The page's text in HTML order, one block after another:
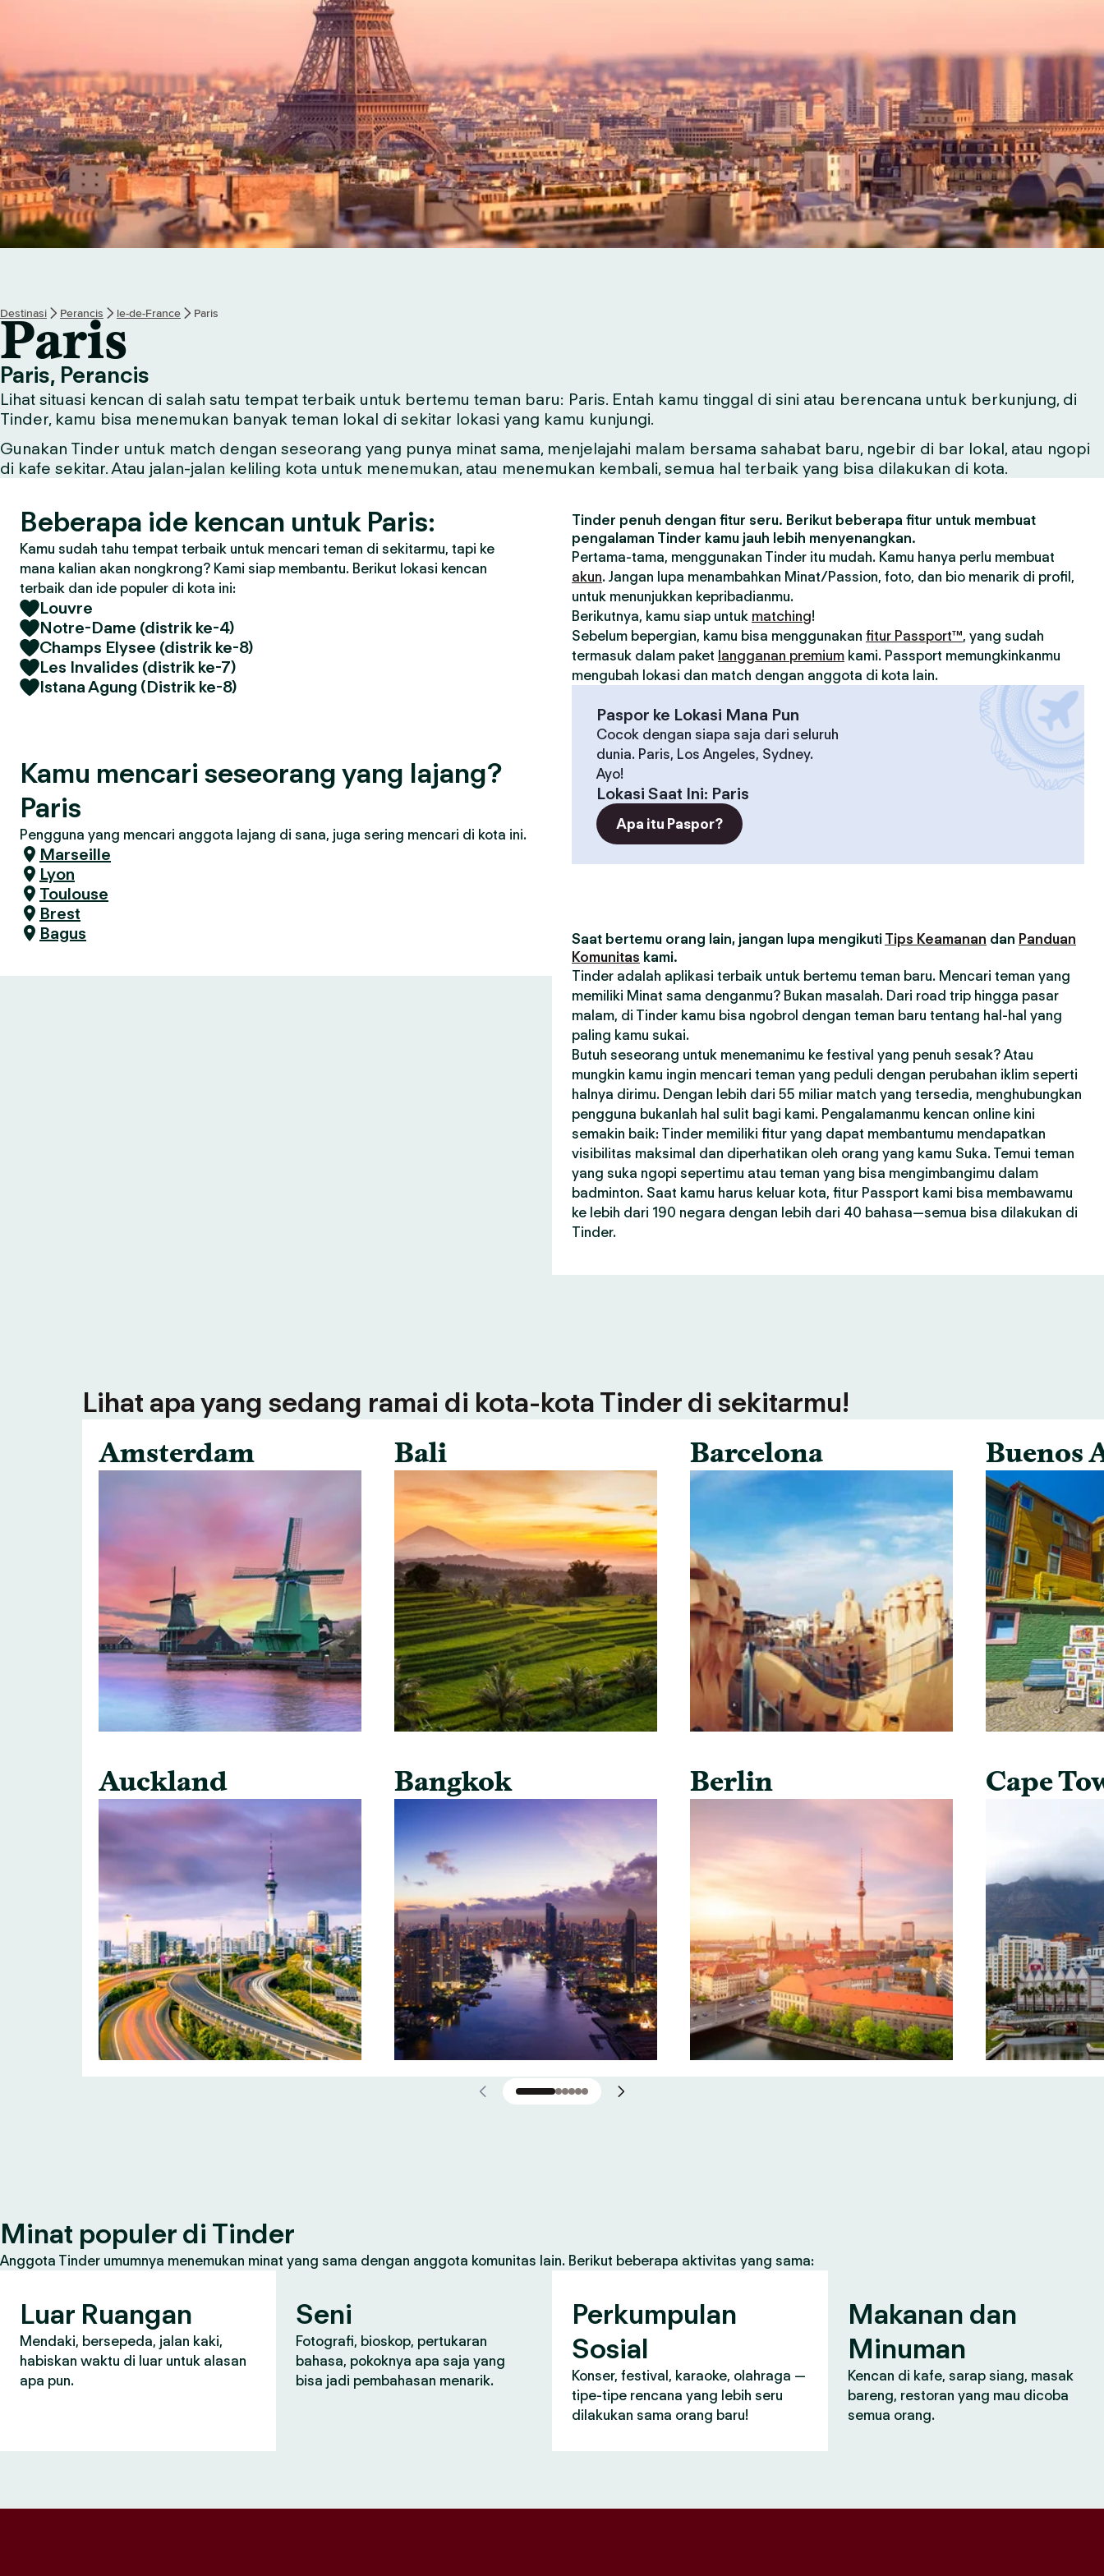
Destinasi Perancis le-de-France Paris
Paris
Paris, Perancis
Lihat situasi kencan di salah satu tempat terbaik untuk bertemu teman baru: Paris. Entah kamu tinggal di sini atau berencana untuk berkunjung, di
Tinder, kamu bisa menemukan banyak teman lokal di sekitar lokasi yang kamu kunjungi.
Gunakan Tinder untuk match dengan seseorang yang punya minat sama, menjelajahi malam bersama sahabat baru, ngebir di bar lokal, atau ngopi
di kafe sekitar. Atau jalan-jalan keliling kota untuk menemukan, atau menemukan kembali, semua hal terbaik yang bisa dilakukan di kota.
Beberapa ide kencan untuk Paris:
Kamu sudah tahu tempat terbaik untuk mencari teman di sekitarmu, tapi ke
mana kalian akan nongkrong? Kami siap membantu. Berikut lokasi kencan
terbaik dan ide populer di kota ini:
Louvre
Notre-Dame (distrik ke-4)
Champs Elysee (distrik ke-8)
Les Invalides (distrik ke-7)
Istana Agung (Distrik ke-8)
Kamu mencari seseorang yang lajang?
Paris
Pengguna yang mencari anggota lajang di sana, juga sering mencari di kota ini.
Marseille
Lyon
Toulouse
Brest
Bagus
Tinder penuh dengan fitur seru. Berikut beberapa fitur untuk membuat
pengalaman Tinder kamu jauh lebih menyenangkan.
Pertama-tama, menggunakan Tinder itu mudah. Kamu hanya perlu membuat
akun. Jangan lupa menambahkan Minat/Passion, foto, dan bio menarik di profil,
untuk menunjukkan kepribadianmu.
Berikutnya, kamu siap untuk matching!
Sebelum bepergian, kamu bisa menggunakan fitur Passport™, yang sudah
termasuk dalam paket langganan premium kami. Passport memungkinkanmu
mengubah lokasi dan match dengan anggota di kota lain.
Paspor ke Lokasi Mana Pun
Cocok dengan siapa saja dari seluruh
dunia. Paris, Los Angeles, Sydney.
Ayo!
Lokasi Saat Ini: Paris
Apa itu Paspor?
Saat bertemu orang lain, jangan lupa mengikuti Tips Keamanan dan Panduan
Komunitas kami.
Tinder adalah aplikasi terbaik untuk bertemu teman baru. Mencari teman yang
memiliki Minat sama denganmu? Bukan masalah. Dari road trip hingga pasar
malam, di Tinder kamu bisa ngobrol dengan teman baru tentang hal-hal yang
paling kamu sukai.
Butuh seseorang untuk menemanimu ke festival yang penuh sesak? Atau
mungkin kamu ingin mencari teman yang peduli dengan perubahan iklim seperti
halnya dirimu. Dengan lebih dari 55 miliar match yang tersedia, menghubungkan
pengguna bukanlah hal sulit bagi kami. Pengalamanmu kencan online kini
semakin baik: Tinder memiliki fitur yang dapat membantumu mendapatkan
visibilitas maksimal dan diperhatikan oleh orang yang kamu Suka. Temui teman
yang suka ngopi sepertimu atau teman yang bisa mengimbangimu dalam
badminton. Saat kamu harus keluar kota, fitur Passport kami bisa membawamu
ke lebih dari 190 negara dengan lebih dari 40 bahasa—semua bisa dilakukan di
Tinder.
Lihat apa yang sedang ramai di kota-kota Tinder di sekitarmu!
Amsterdam
Auckland
Bali
Bangkok
Barcelona
Berlin
Buenos
Cape
Minat populer di Tinder
Anggota Tinder umumnya menemukan minat yang sama dengan anggota komunitas lain. Berikut beberapa aktivitas yang sama:
Luar Ruangan
Mendaki, bersepeda, jalan kaki,
habiskan waktu di luar untuk alasan
apa pun.
Seni
Fotografi, bioskop, pertukaran
bahasa, pokoknya apa saja yang
bisa jadi pembahasan menarik.
Perkumpulan
Sosial
Konser, festival, karaoke, olahraga —
tipe-tipe rencana yang lebih seru
dilakukan sama orang baru!
Makanan dan
Minuman
Kencan di kafe, sarap siang, masak
bareng, restoran yang mau dicoba
semua orang.